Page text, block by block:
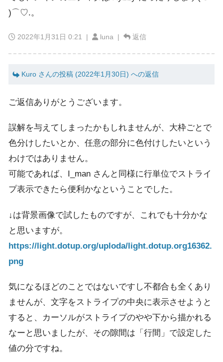
)⌒♡.。
2022年1月31日 0:21 | luna | 返信
Kuro さんの投稿 (2022年1月30日) への返信
ご返信ありがとうございます。
誤解を与えてしまったかもしれませんが、大枠ごとで
色分けしたいとか、任意の部分に色付けしたいという
わけではありません。
可能であれば、I_man さんと同様に行単位でストライ
プ表示できたら便利かなということでした。
↓は背景画像で試したものですが、これでも十分かな
と思いますが。
https://light.dotup.org/uploda/light.dotup.org16362.
png
気になるほどのことではないですし不都合も全くあり
ませんが、文字をストライプの中央に表示させようと
すると、カーソルがストライプのやや下から描かれる
なーと思いましたが、その隙間は「行間」で設定した
値の分ですね。